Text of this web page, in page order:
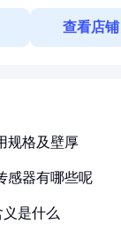
查看店铺
规格及壁厚
感器有哪些呢
义是什么